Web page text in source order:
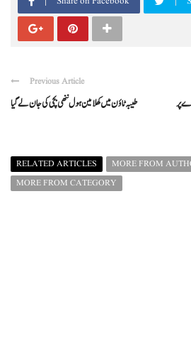
Previous Article
طیبہ ٹاؤن میں کھلا مین ہول ننھی بچی کی جان لے گیا
پر
RELATED ARTICLES
MORE FROM
MORE FROM CATEGORY